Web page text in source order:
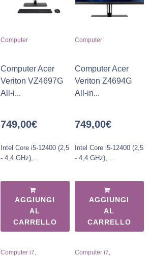
Computer
Computer Acer
Veriton VZ4697G
All-i...
749,00€
Intel Core i5-12400 (2,5
- 4,4 GHz),...
AGGIUNGI
AL
CARRELLO
Computer i7,
Computer
Computer Acer
Veriton Z4694G
All-in...
749,00€
Intel Core i5-12400 (2,5
- 4,4 GHz),...
AGGIUNGI
AL
CARRELLO
Computer i7,